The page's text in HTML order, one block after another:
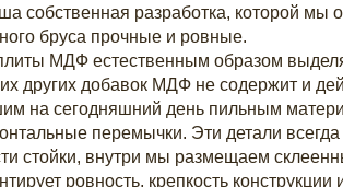
собственная разработка, которой мы
бруса прочные и ровные.
МДФ естественным образом
добавок МДФ не содержит и
на сегодняшний день пильным
перемычки. Эти детали
стойки, внутри мы размещаем
ровность, крепкость конструкции